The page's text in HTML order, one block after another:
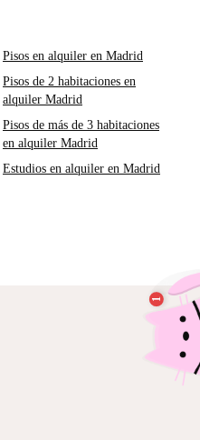
Pisos en alquiler en Madrid
Pisos de 2 habitaciones en
alquiler Madrid
Pisos de más de 3 habitaciones
en alquiler Madrid
Estudios en alquiler en Madrid